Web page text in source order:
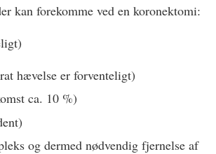
kan forekomme ved en koronektomi:
hævelse er forventeligt)
ca. 10 %)
og dermed nødvendig fjernelse af